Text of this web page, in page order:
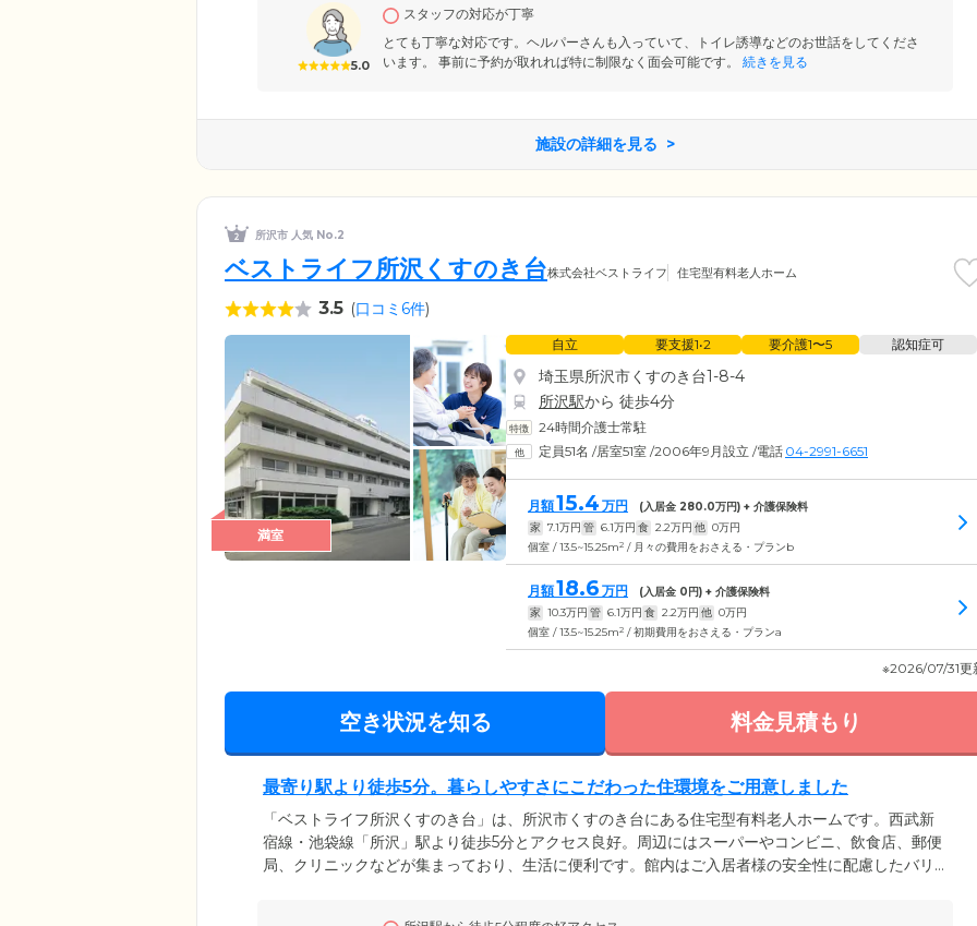
ったりとお過ごしください。そのほか入居一時金は0円でご入居いただけるため、初期費用を抑えて
お引越ししたい方にもぴったりです。
5.0
スタッフの対応が丁寧
とても丁寧な対応です。ヘルパーさんも入っていて、トイレ誘導などのお世話をしてくださ
います。 事前に予約が取れれば特に制限なく面会可能です。
続きを見る
施設の詳細を見る
所沢市 人気 No.2
ベストライフ所沢くすのき台株式会社ベストライフ 住宅型有料老人ホーム
3.5 (口コミ6件)
満室
自立 要支援1•2 要介護1〜5 認知症可
埼玉県所沢市くすのき台1-8-4
所沢駅から 徒歩4分
24時間介護士常駐
定員51名 /居室51室 /2006年9月設立 /電話 04-2991-6651
月額15.4 万円 (入居金 280.0万円) + 介護保険料
家 7.1万円 管 6.1万円 食 2.2万円 他 0万円
個室 / 13.5~15.25m2 / 月々の費用をおさえる・プランb
月額18.6 万円 (入居金 0 円) + 介護保険料
家 10.3万円 管 6.1万円 食 2.2万円 他 0万円
個室 / 13.5~15.25m2 / 初期費用をおさえる・プランa
※2026/07/31更
空き状況を知る 料金見積もり
最寄り駅より徒歩5分。暮らしやすさにこだわった住環境をご用意しました
「ベストライフ所沢くすのき台」は、所沢市くすのき台にある住宅型有料老人ホームです。西武新
宿線・池袋線「所沢」駅より徒歩5分とアクセス良好。周辺にはスーパーやコンビニ、飲食店、郵便
局、クリニックなどが集まっており、生活に便利です。館内はご入居者様の安全性に配慮したバリ